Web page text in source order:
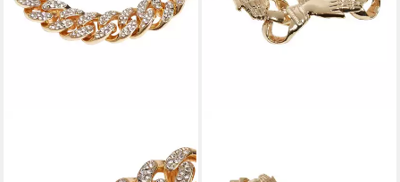
Bettelarmband Urban Classics
Unisex Diamond Bracelet